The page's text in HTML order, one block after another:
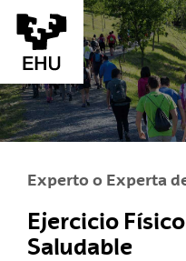
Saltar al contenido principal
Experto o Experta
Ejercicio
Saludable